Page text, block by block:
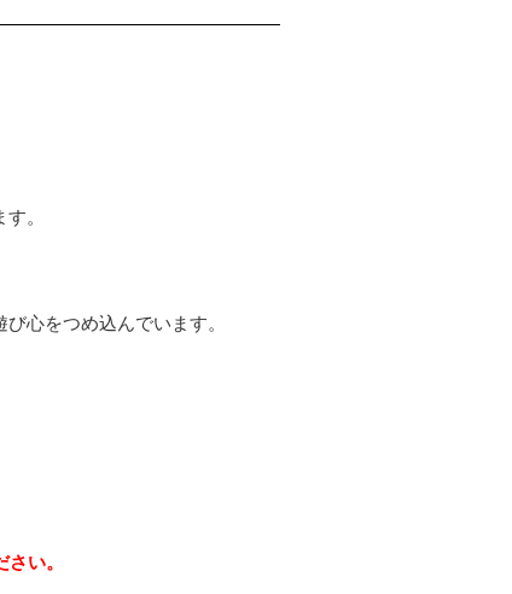
。
心をつめ込んでいます。
い。